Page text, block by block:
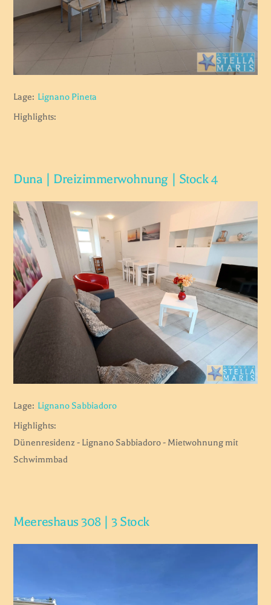
Lage: Lignano Pineta
Highlights:
Duna | Dreizimmerwohnung | Stock 4
Lage: Lignano Sabbiadoro
Highlights:
Dünenresidenz - Lignano Sabbiadoro - Mietwohnung mit
Schwimmbad
Meereshaus 308 | 3 Stock